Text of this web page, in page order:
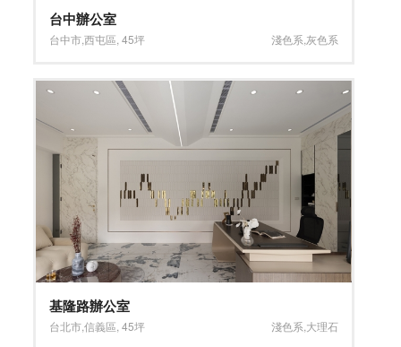
台中辦公室
台中市,西屯區 ,45坪 淺色系 灰色系
基隆路辦公室
台北市,信義區 ,45坪 淺色系 大理石